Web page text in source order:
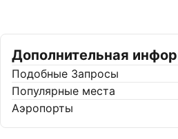
Дополнительная
Подобные Запросы
Популярные места
Аэропорты